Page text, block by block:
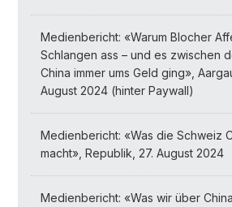
Medienbericht: «Warum Blocher
Schlangen ass – und es zwischen
China immer ums Geld ging»,
August 2024 (hinter Paywall)
Medienbericht: «Was die Schweiz
macht», Republik, 27. August 2024
Medienbericht: «Was wir über